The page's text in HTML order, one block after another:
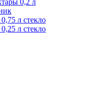
0,2 л
л стекло
л стекло